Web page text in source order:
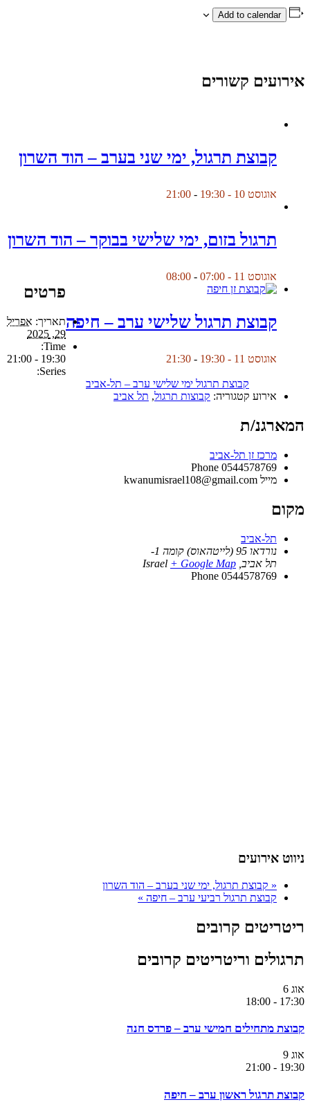
Add to calendar
אירועים קשורים
קבוצת תרגול, ימי שני בערב – הוד השרון
אוגוסט 10 - 19:30 -
21:00
תרגול בזום, ימי שלישי בבוקר – הוד השרון
אוגוסט 11 - 07:00 -
08:00
קבוצת תרגול שלישי ערב – חיפה
אוגוסט 11 - 19:30 -
21:30
פרטים
תאריך: אפריל
29, 2025
Time:
19:30 - 21:00
Series:
קבוצת תרגול ימי שלישי ערב – תל-אביב
אירוע קטגוריה: קבוצות תרגול, תל אביב
המארגנ/ת
מרכז זן תל-אביב
Phone 0544578769
מייל kwanumisrael108@gmail.com
מקום
תל-אביב
נורדאו 95 (לייטהאוס) קומה 1-
תל אביב
Israel + Google Map
Phone 0544578769
ניווט אירועים
« קבוצת תרגול, ימי שני בערב – הוד השרון
קבוצת תרגול רביעי ערב – חיפה »
ריטריטים קרובים
תרגולים וריטריטים קרובים
אוג 6
17:30
-
18:00
קבוצת מתחילים חמישי ערב – פרדס חנה
אוג 9
19:30
-
21:00
קבוצת תרגול ראשון ערב – חיפה